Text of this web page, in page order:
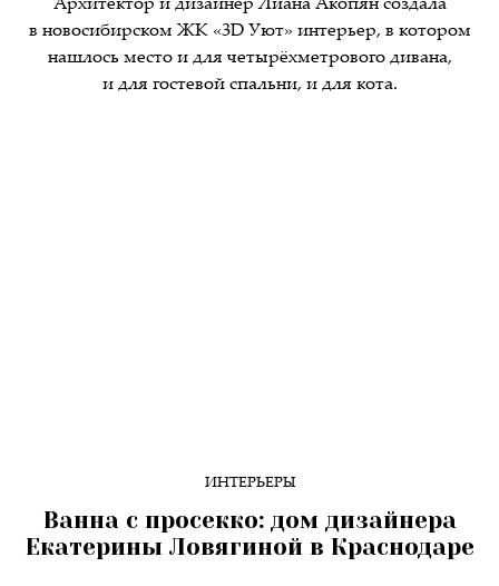
Архитектор и дизайнер Лиана Акопян создала
в новосибирском ЖК «3D Уют» интерьер, в котором
нашлось место и для четырёхметрового дивана,
и для гостевой спальни, и для кота.
ИНТЕРЬЕРЫ
Ванна с просекко: дом дизайнера
Екатерины Ловягиной в Краснодаре